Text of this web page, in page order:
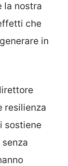
la nostra
che
in
resilienza
sostiene